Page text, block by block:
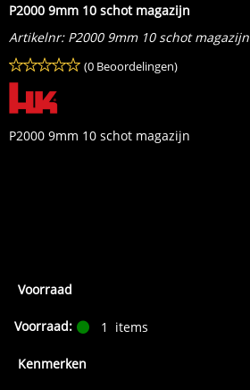
P2000 9mm 10 schot magazijn
Artikelnr: P2000 9mm 10 schot magazijn
(0 Beoordelingen)
P2000 9mm 10 schot magazijn
Voorraad
Voorraad: 1 items
Kenmerken